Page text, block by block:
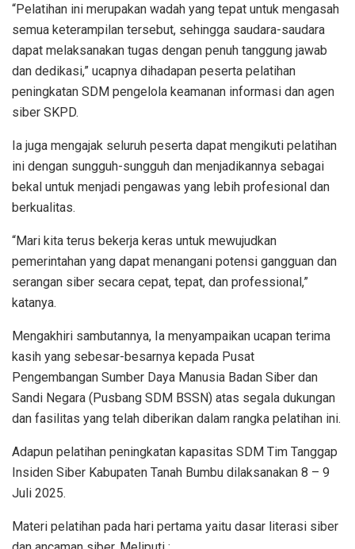
“Pelatihan ini merupakan wadah yang tepat untuk mengasah
semua keterampilan tersebut, sehingga saudara-saudara
dapat melaksanakan tugas dengan penuh tanggung jawab
dan dedikasi,” ucapnya dihadapan peserta pelatihan
peningkatan SDM pengelola keamanan informasi dan agen
siber SKPD.
Ia juga mengajak seluruh peserta dapat mengikuti pelatihan
ini dengan sungguh-sungguh dan menjadikannya sebagai
bekal untuk menjadi pengawas yang lebih profesional dan
berkualitas.
“Mari kita terus bekerja keras untuk mewujudkan
pemerintahan yang dapat menangani potensi gangguan dan
serangan siber secara cepat, tepat, dan professional,”
katanya.
Mengakhiri sambutannya, Ia menyampaikan ucapan terima
kasih yang sebesar-besarnya kepada Pusat
Pengembangan Sumber Daya Manusia Badan Siber dan
Sandi Negara (Pusbang SDM BSSN) atas segala dukungan
dan fasilitas yang telah diberikan dalam rangka pelatihan ini.
Adapun pelatihan peningkatan kapasitas SDM Tim Tanggap
Insiden Siber Kabupaten Tanah Bumbu dilaksanakan 8 – 9
Juli 2025.
Materi pelatihan pada hari pertama yaitu dasar literasi siber